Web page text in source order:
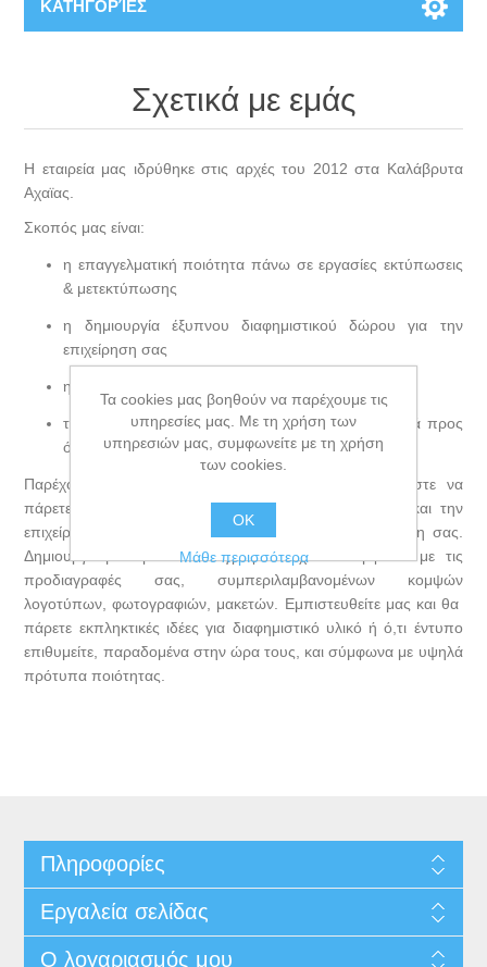
ΚΑΤΗΓΟΡΊΕΣ
Σχετικά με εμάς
Η εταιρεία μας ιδρύθηκε στις αρχές του 2012 στα Καλάβρυτα
Αχαϊας.
Σκοπός μας είναι:
η επαγγελματική ποιότητα πάνω σε εργασίες εκτύπωσεις
& μετεκτύπωσης
η δημιουργία έξυπνου διαφημιστικού δώρου για την
επιχείρηση σας
η γρήγορη εξυπηρέτηση σε θέμα χρόνου
το μικρότερο δυνατό κόστος που δρα αποκλειστικά προς
όφελος του πελάτη
Παρέχουμε υψηλής ποιότητας σχεδιαστικές λύσεις ώστε να
πάρετε το καλύτερο επιθυμητό αποτέλεσμα για εσάς και την
επιχείρηση σας, πάντα με γνώμονα την άριστη ανάδειξη σας.
Δημιουργούμε πρωτότυπα γραφικά σχέδια σύμφωνα με τις
προδιαγραφές σας, συμπεριλαμβανομένων κομψών
λογοτύπων, φωτογραφιών, μακετών. Εμπιστευθείτε μας και θα
πάρετε εκπληκτικές ιδέες για διαφημιστικό υλικό ή ό,τι έντυπο
επιθυμείτε, παραδομένα στην ώρα τους, και σύμφωνα με υψηλά
πρότυπα ποιότητας.
Πληροφορίες
Εργαλεία σελίδας
Ο λογαριασμός μου
Τα cookies μας βοηθούν να παρέχουμε τις
υπηρεσίες μας. Με τη χρήση των
υπηρεσιών μας, συμφωνείτε με τη χρήση
των cookies.
OK
Μάθε περισσότερα